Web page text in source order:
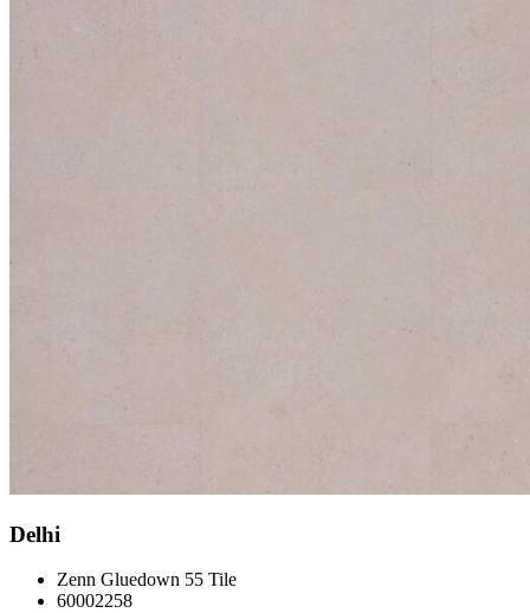
Delhi
Zenn Gluedown 55 Tile
60002258